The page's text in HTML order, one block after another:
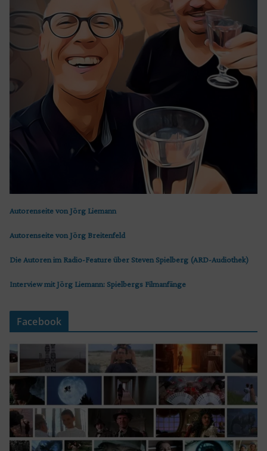
Autorenseite von Jörg Liemann
Autorenseite von Jörg Breitenfeld
Die Autoren im Radio-Feature über Steven Spielberg (ARD-Audiothek)
Interview mit Jörg Liemann: Spielbergs Filmanfänge
Facebook